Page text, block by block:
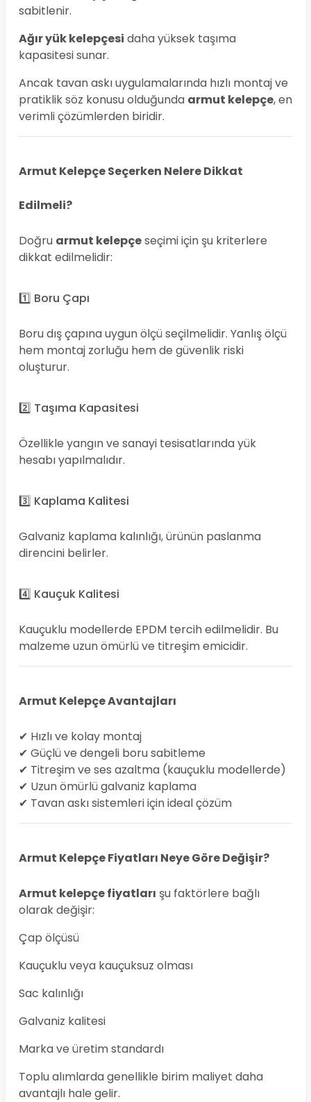
sabitlenir.
Ağır yük kelepçesi daha yüksek taşıma
kapasitesi sunar.
Ancak tavan askı uygulamalarında hızlı montaj ve
pratiklik söz konusu olduğunda armut kelepçe, en
verimli çözümlerden biridir.
Armut Kelepçe Seçerken Nelere Dikkat
Edilmeli?
Doğru armut kelepçeseçimi için şu kriterlere
dikkat edilmelidir:
1️⃣ Boru Çapı
Boru dış çapına uygun ölçü seçilmelidir. Yanlış ölçü
hem montaj zorluğu hem de güvenlik riski
oluşturur.
2️⃣ Taşıma Kapasitesi
Özellikle yangın ve sanayi tesisatlarında yük
hesabı yapılmalıdır.
3️⃣ Kaplama Kalitesi
Galvaniz kaplama kalınlığı, ürünün paslanma
direncini belirler.
4️⃣ Kauçuk Kalitesi
Kauçuklu modellerde EPDM tercih edilmelidir. Bu
malzeme uzun ömürlü ve titreşim emicidir.
Armut Kelepçe Avantajları
✔ Hızlı ve kolay montaj
✔ Güçlü ve dengeli boru sabitleme
✔ Titreşim ve ses azaltma (kauçuklu modellerde)
✔ Uzun ömürlü galvaniz kaplama
✔ Tavan askı sistemleri için ideal çözüm
Armut Kelepçe Fiyatları Neye Göre Değişir?
Armut kelepçe fiyatları şu faktörlere bağlı
olarak değişir:
Çap ölçüsü
Kauçuklu veya kauçuksuz olması
Sac kalınlığı
Galvaniz kalitesi
Marka ve üretim standardı
Toplu alımlarda genellikle birim maliyet daha
avantajlı hale gelir.